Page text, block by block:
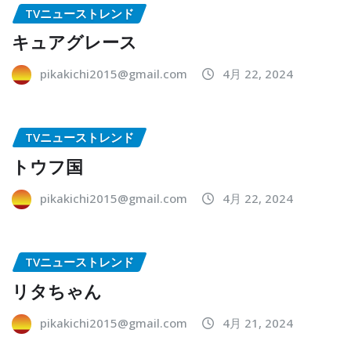
TVニューストレンド
キュアグレース
pikakichi2015@gmail.com 4月 22, 2024
TVニューストレンド
トウフ国
pikakichi2015@gmail.com 4月 22, 2024
TVニューストレンド
リタちゃん
pikakichi2015@gmail.com 4月 21, 2024